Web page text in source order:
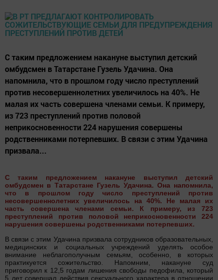
С таким предложением накануне выступил детский
омбудсмен в Татарстане Гузель Удачина. Она
напомнила, что в прошлом году число преступлений
против несовершеннолетних увеличилось на 40%. Не
малая их часть совершена членами семьи. К примеру,
из 723 преступлений против половой
неприкосновенности 224 нарушения совершены
родственниками потерпевших. В связи с этим Удачина
призвала...
С таким предложением накануне выступил детский
омбудсмен в Татарстане Гузель Удачина. Она напомнила,
что в прошлом году число преступлений против
несовершеннолетних увеличилось на 40%. Не малая их
часть совершена членами семьи. К примеру, из 723
преступлений против половой неприкосновенности 224
нарушения совершены родственниками потерпевших.
В связи с этим Удачина призвала сотрудников образовательных,
медицинских и социальных учреждений уделять особое
внимание неблагополучным семьям, особенно, в которых
практикуется сожительство. Напомним, накануне суд
приговорил к 12,5 годам лишения свободы педофила, который
5 лет совершал действия сексуального характера в отношении